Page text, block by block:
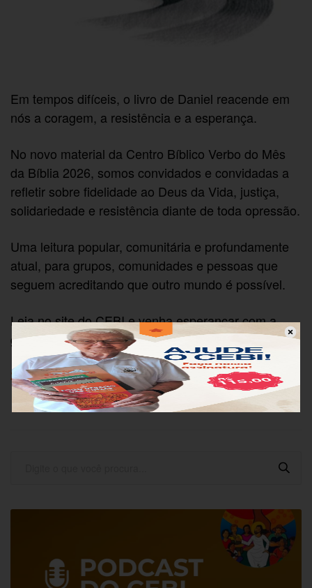
Em tempos difíceis, o livro de Daniel reacende em
nós a coragem, a resistência e a esperança.
No novo material da Centro Bíblico Verbo do Mês
da Bíblia 2026, somos convidados e convidadas a
refletir sobre fidelidade ao Deus da Vida, justiça,
solidariedade e resistência diante de toda opressão.
Uma leitura popular, comunitária e profundamente
atual, para grupos, comunidades e pessoas que
seguem acreditando que outro mundo é possível.
Leia no site do CEBI e venha esperançar com a
gente!
2026.Biblia Gente.Daniel_compressed-compactado